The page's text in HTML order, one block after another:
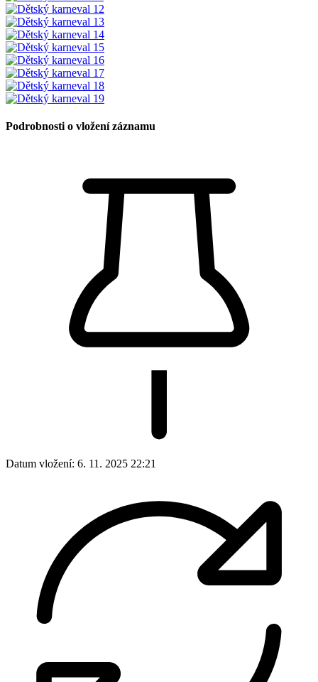
Podrobnosti o vložení záznamu
Datum vložení: 6. 11. 2025 22:21